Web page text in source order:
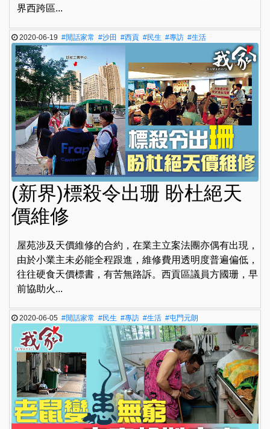
界西跨區...
2020-06-19#閒話家常 #沙田 #西貢 #民生 #專訪 #生活
(新界)標殺令出珊 盼杜絕天
價維修
屋苑涉及天價維修的合約，在業主立案法團亦偶有出現，
由於小業主未必能全程跟進，維修費用透明度普遍偏低，
往往硬食天價標書，有苦無路訴。西貢區議員方國珊，早
前協助火...
2020-06-05#閒話家常 #民生 #專訪 #生活 #屯門元朗